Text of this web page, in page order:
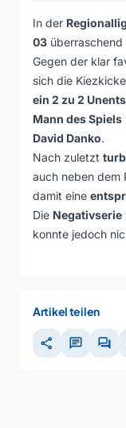
In der
03 überraschend
Gegen der klar
sich die
ein 2 zu 2
Mann des Spiels
David Danko.
Nach zuletzt
auch neben dem
damit eine
Die Negativserie
konnte jedoch
Artikel teilen
share chat forum